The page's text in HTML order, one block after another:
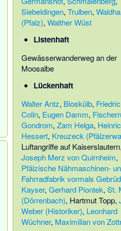
Siebeldingen, Trulben,
(Pfalz), Walther Wüst
Listenhaft
Gewässerwanderweg an der
Moosalbe
Lückenhaft
Walter Antz, Bloskülb,
Colin, Eugen Damm,
Gondrom, Zam Helga,
Hessert, Kreuzeck
Luftangriffe auf Kaiserslautern,
Joseph Merz von Quirnheim,
Pfälzische Nähmaschinen-
Fahrradfabrik vormals
Kayser, Gerhard Piontek, St.
(Dörrenbach), Hartmut Topp,
Weber (Historiker), Leonhard
Wüchner, Maximilian von